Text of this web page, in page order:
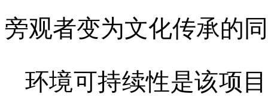
旁观者变为文化传承的
环境可持续性是该项